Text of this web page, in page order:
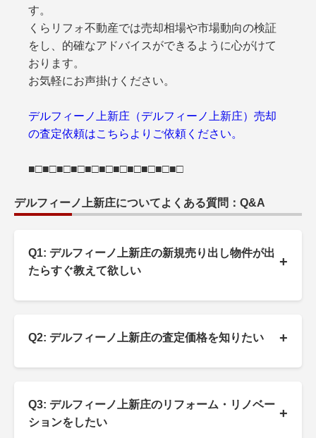
す。
くらリフォ不動産では売却相場や市場動向の検証
をし、的確なアドバイスができるように心がけて
おります。
お気軽にお声掛けください。
デルフィーノ上新庄（デルフィーノ上新庄）売却
の査定依頼はこちらよりご依頼ください。
■□■□■□■□■□■□■□■□■□■□■□
デルフィーノ上新庄についてよくある質問：Q&A
Q1: デルフィーノ上新庄の新規売り出し物件が出
たらすぐ教えて欲しい
+
Q2: デルフィーノ上新庄の査定価格を知りたい +
Q3: デルフィーノ上新庄のリフォーム・リノベー
ションをしたい
+